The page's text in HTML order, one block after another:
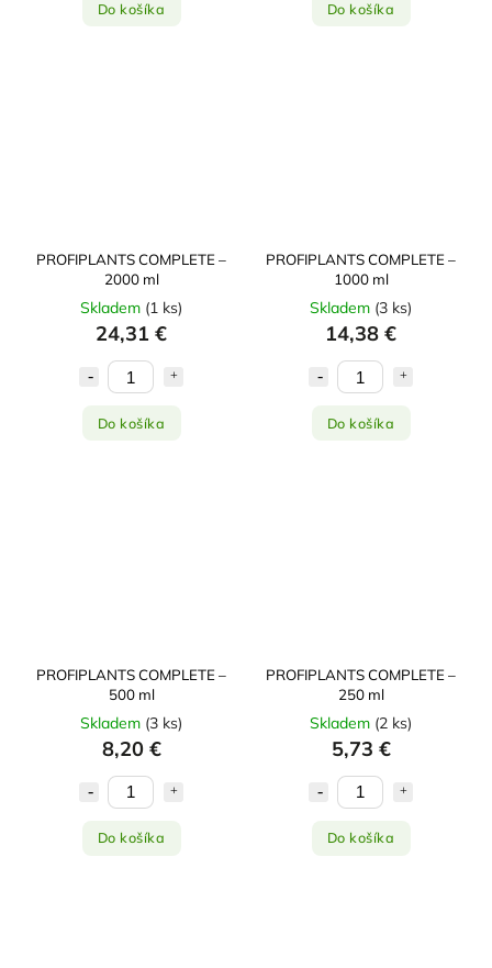
Do košíka Do košíka
PROFIPLANTS COMPLETE –
2000 ml
Skladem (1 ks)
24,31 €
Do košíka
PROFIPLANTS COMPLETE –
1000 ml
Skladem (3 ks)
14,38 €
Do košíka
PROFIPLANTS COMPLETE –
500 ml
Skladem (3 ks)
8,20 €
Do košíka
PROFIPLANTS COMPLETE –
250 ml
Skladem (2 ks)
5,73 €
Do košíka